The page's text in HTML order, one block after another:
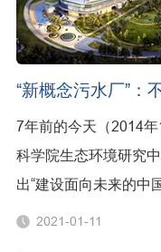
“新概念污水厂”：
碳中和
7年前的今天（2014
科学院生态环境研究
出“建设面向未来的中
2021-01-11